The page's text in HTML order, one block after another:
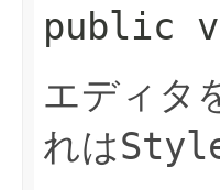
public
エディタ
れは